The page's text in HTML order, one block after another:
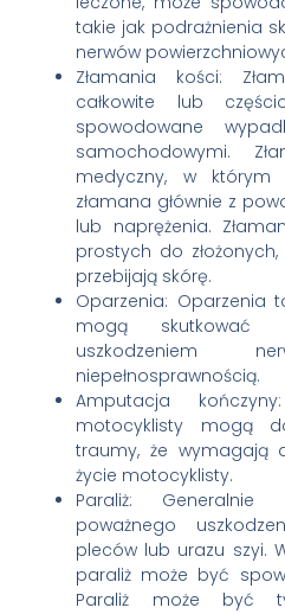
takie jak podrażnienia
nerwów
Złamania kości:
całkowite lub
spowodowane
samochodowymi.
medyczny, w
złamana głównie z
lub naprężenia.
prostych do
przebijają skórę.
Oparzenia: Oparzenia
mogą skutkować
uszkodzeniem
niepełnosprawnością.
Amputacja
motocyklisty mogą
traumy, że wymagają
życie motocyklisty.
Paraliż:
poważnego
pleców lub urazu szyi.
paraliż może być
Paraliż może być